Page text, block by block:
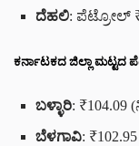
ದೆಹಲಿ: ಪೆಟ್ರೋಲ್
ಕರ್ನಾಟಕದ ಜಿಲ್ಲಾ ಮಟ್ಟದ
ಬಳ್ಳಾರಿ: ₹104.09
ಬೆಳಗಾವಿ: